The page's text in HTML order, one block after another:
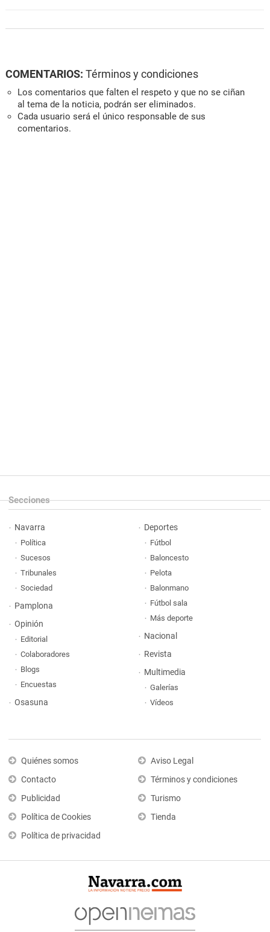
COMENTARIOS: Términos y condiciones
Los comentarios que falten el respeto y que no se ciñan
al tema de la noticia, podrán ser eliminados.
Cada usuario será el único responsable de sus
comentarios.
Secciones
Navarra
Política
Sucesos
Tribunales
Sociedad
Pamplona
Opinión
Editorial
Colaboradores
Blogs
Encuestas
Osasuna
Deportes
Fútbol
Baloncesto
Pelota
Balonmano
Fútbol sala
Más deporte
Nacional
Revista
Multimedia
Galerías
Vídeos
Quiénes somos
Contacto
Publicidad
Política de Cookies
Política de privacidad
Aviso Legal
Términos y condiciones
Turismo
Tienda